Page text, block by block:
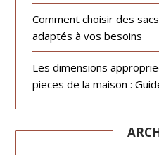
Comment choisir des
adaptés à vos besoins
Les dimensions
pieces de la maison :